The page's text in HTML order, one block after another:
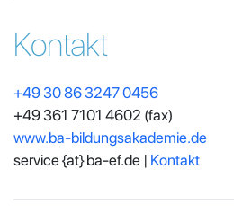
Kontakt
+49 30 86 3247 0456
+49 361 7101 4602 (fax)
www.ba-bildungsakademie.de
service {at} ba-ef.de | Kontakt